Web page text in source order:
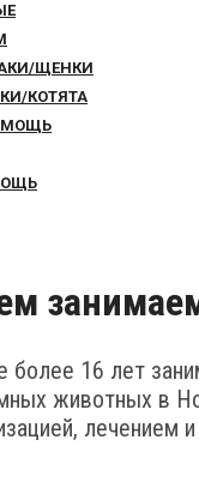
ЩЕНКИ
КОТЯТА
более 16 лет
животных в
лечением и